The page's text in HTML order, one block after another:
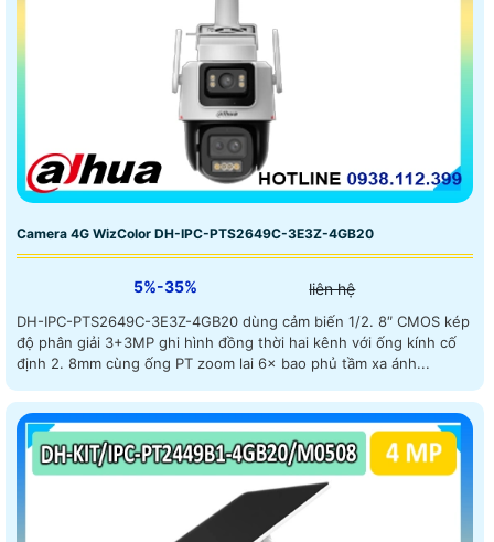
Camera 4G WizColor DH-IPC-PTS2649C-3E3Z-4GB20
5%-35% liên hệ
DH-IPC-PTS2649C-3E3Z-4GB20 dùng cảm biến 1/2. 8″ CMOS kép
độ phân giải 3+3MP ghi hình đồng thời hai kênh với ống kính cố
định 2. 8mm cùng ống PT zoom lai 6× bao phủ tầm xa ánh...